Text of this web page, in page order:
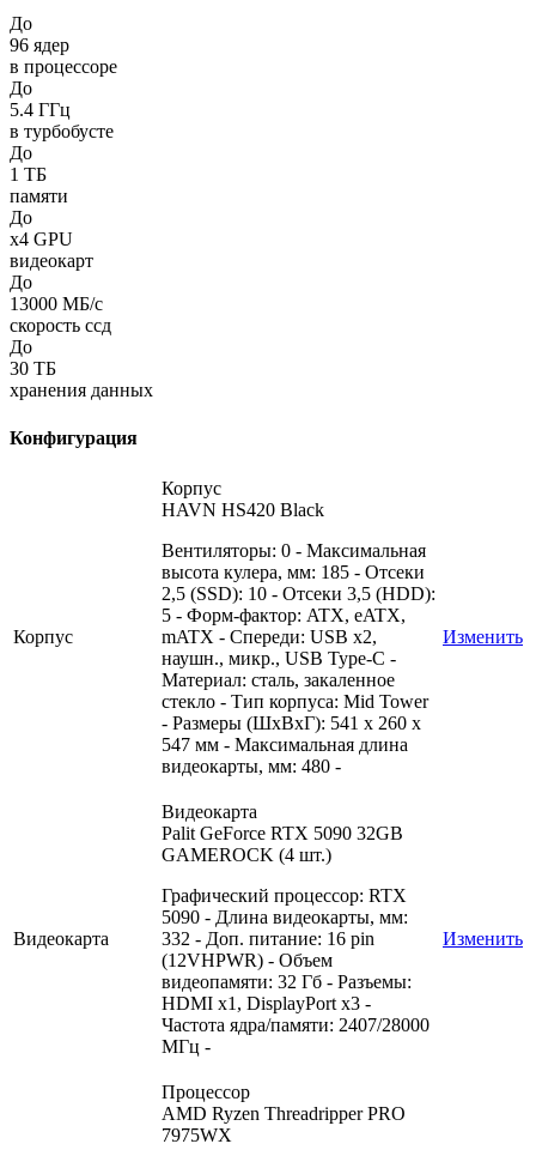
До
96 ядер
в процессоре
До
5.4 ГГц
в турбобусте
До
1 ТБ
памяти
До
x4 GPU
видеокарт
До
13000 МБ/с
скорость ссд
До
30 ТБ
хранения данных
Конфигурация
Корпус
Корпус
HAVN HS420 Black
Вентиляторы: 0 - Максимальная
высота кулера, мм: 185 - Отсеки
2,5 (SSD): 10 - Отсеки 3,5 (HDD):
5 - Форм-фактор: ATX, eATX,
mATX - Спереди: USB x2,
наушн., микр., USB Type-C -
Материал: сталь, закаленное
стекло - Тип корпуса: Mid Tower
- Размеры (ШxВxГ): 541 x 260 x
547 мм - Максимальная длина
видеокарты, мм: 480 -
Изменить
Видеокарта
Видеокарта
Palit GeForce RTX 5090 32GB
GAMEROCK (4 шт.)
Графический процессор: RTX
5090 - Длина видеокарты, мм:
332 - Доп. питание: 16 pin
(12VHPWR) - Объем
видеопамяти: 32 Гб - Разъемы:
HDMI x1, DisplayPort x3 -
Частота ядра/памяти: 2407/28000
МГц -
Изменить
Процессор
AMD Ryzen Threadripper PRO
7975WX